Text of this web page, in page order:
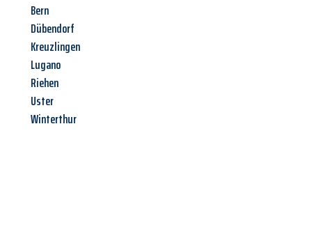
Bern
Dübendorf
Kreuzlingen
Lugano
Riehen
Uster
Winterthur